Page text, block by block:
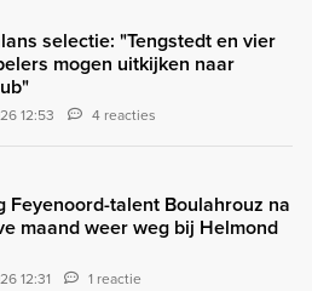
selectie: "Tengstedt en vier
mogen uitkijken naar
12:53 4 reacties
Feyenoord-talent Boulahrouz na
maand weer weg bij Helmond
12:31 1 reactie